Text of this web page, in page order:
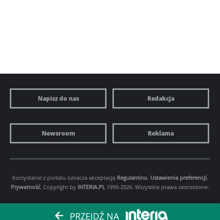
Napisz do nas Redakcja
Newsroom Reklama
Korzystanie z portalu oznacza akceptację Regulaminu. Ustawienia preferencji.
Prywatność. Copyright by INTERIA.PL 1999-2026. Wszystkie prawa zastrzeżone.
PRZEJDŹ NA